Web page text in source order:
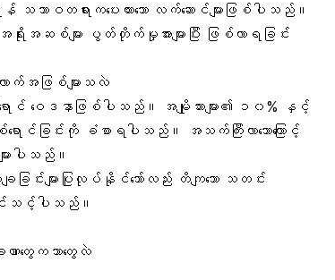
ဝတရားကပေးထားသော လက်ဆောင်များဖြစ်ပါသည်။
အရိုးအဆစ်များ ပွတ်တိုက်မှုအားများပြီး ဖြစ်လာရခြင်း
ာက်အဖြစ်များသလဲ
ာင် ဝေဒနာဖြစ်ပါသည်။ အမျိုသားများ၏ ၁၀% နှင့်
ာင်ခြင်းကို ခံစာရပါသည်။ အသက်ကြီးလာသောကြောင့်
ားပါသည်။
ခြင်းများပြုလုပ်နိုင်သော်လည်း တိကျသော သတင်း
သင့်ပါသည်။
ာတွေကဘာတွေလဲ